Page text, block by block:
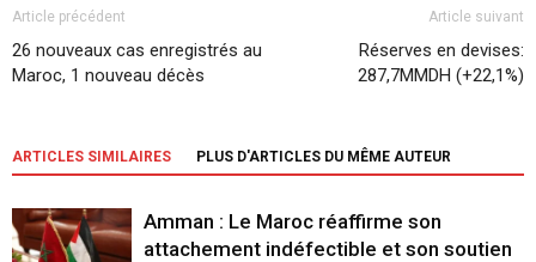
Article précédent
26 nouveaux cas enregistrés au
Maroc, 1 nouveau décès
Article suivant
Réserves en devises:
287,7MMDH (+22,1%)
ARTICLES SIMILAIRES PLUS D'ARTICLES DU MÊME AUTEUR
Amman : Le Maroc réaffirme son
attachement indéfectible et son soutien